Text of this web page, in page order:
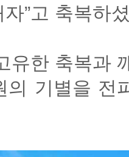
”고 축복하
유한 축복과
의 기별을 전